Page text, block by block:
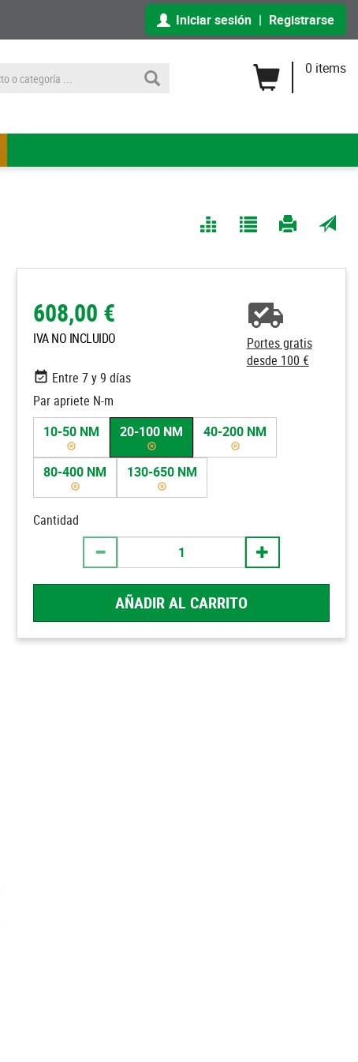
Iniciar sesión | Registrarse
0 items
608,00 €
IVA NO INCLUIDO
Portes gratis
desde 100 €
Entre 7 y 9 días
Par apriete N-m
10-50 NM
20-100 NM 40-200 NM
80-400 NM 130-650 NM
Cantidad
AÑADIR AL CARRITO